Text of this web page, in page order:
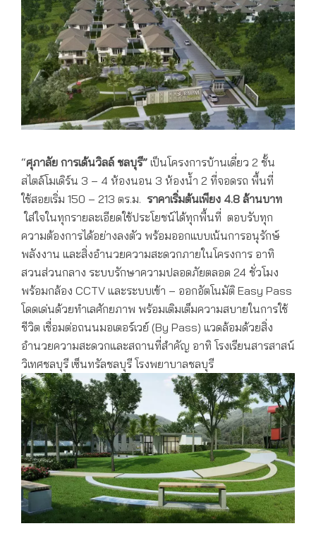
“ศุภาลัย การเด้นวิลล์ ชลบุรี” เป็นโครงการบ้านเดี่ยว 2 ชั้น
สไตล์โมเดิร์น 3 – 4 ห้องนอน 3 ห้องน้ำ 2 ที่จอดรถ พื้นที่
ใช้สอยเริ่ม 150 – 213 ตร.ม. ราคาเริ่มต้นเพียง 4.8 ล้านบาท
ใส่ใจในทุกรายละเอียดใช้ประโยชน์ได้ทุกพื้นที่ ตอบรับทุก
ความต้องการได้อย่างลงตัว พร้อมออกแบบเน้นการอนุรักษ์
พลังงาน และสิ่งอำนวยความสะดวกภายในโครงการ อาทิ
สวนส่วนกลาง ระบบรักษาความปลอดภัยตลอด 24 ชั่วโมง
พร้อมกล้อง CCTV และระบบเข้า – ออกอัตโนมัติ Easy Pass
โดดเด่นด้วยทำเลศักยภาพ พร้อมเติมเต็มความสบายในการใช้
ชีวิต เชื่อมต่อถนนมอเตอร์เวย์ (By Pass) แวดล้อมด้วยสิ่ง
อำนวยความสะดวกและสถานที่สำคัญ อาทิ โรงเรียนสารสาสน์
วิเทศชลบุรี เซ็นทรัลชลบุรี โรงพยาบาลชลบุรี